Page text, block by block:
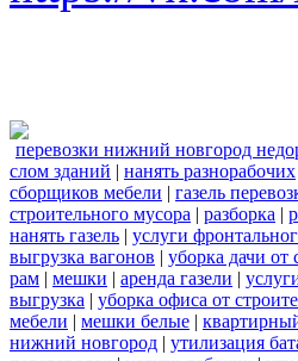
перевозки нижний новгород
слом зданий | нанять разнорабочих
сборщиков мебели | газель
строительного мусора | разборка |
нанять газель | услуги
выгрузка вагонов | уборка дачи от
рам | мешки | аренда газели |
выгрузка | уборка офиса от
мебели | мешки белые |
нижний новгород | утилизация